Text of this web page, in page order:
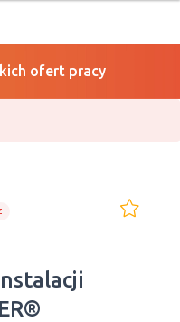
ofert pracy